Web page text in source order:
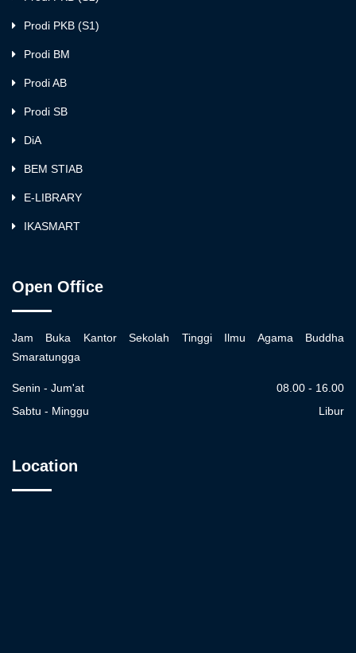
Prodi PKB (S1)
Prodi BM
Prodi AB
Prodi SB
DiA
BEM STIAB
E-LIBRARY
IKASMART
Open Office
Jam Buka Kantor Sekolah Tinggi Ilmu Agama Buddha
Smaratungga
Senin - Jum'at
08.00 - 16.00
Sabtu - Minggu
Libur
Location